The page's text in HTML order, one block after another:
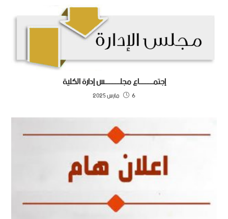
إجتمـــــــــاع مجلــــــــــس إدارة الكلية
6 مارس 2025